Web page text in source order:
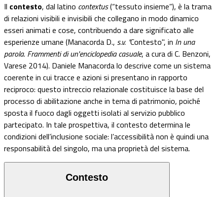
Il contesto, dal latino contextus(“tessuto insieme”), è la trama
di relazioni visibili e invisibili che collegano in modo dinamico
esseri animati e cose, contribuendo a dare significato alle
esperienze umane (Manacorda D., s.v. "Contesto", in In una
parola. Frammenti di un'enciclopedia casuale, a cura di C. Benzoni,
Varese 2014). Daniele Manacorda lo descrive come un sistema
coerente in cui tracce e azioni si presentano in rapporto
reciproco: questo intreccio relazionale costituisce la base del
processo di abilitazione anche in tema di patrimonio, poiché
sposta il fuoco dagli oggetti isolati al servizio pubblico
partecipato. In tale prospettiva, il contesto determina le
condizioni dell’inclusione sociale: l’accessibilità non è quindi una
responsabilità del singolo, ma una proprietà del sistema.
Contesto